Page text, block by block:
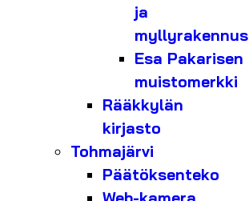
ja
myllyrakennus
Esa Pakarisen
muistomerkki
Rääkkylän
kirjasto
Tohmajärvi
Päätöksenteko